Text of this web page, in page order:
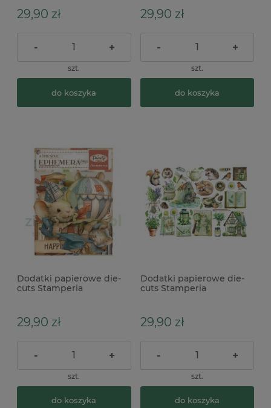
29,90 zł
- +
szt.
do koszyka
samoprzylepne
29,90 zł
- +
szt.
do koszyka
Dodatki papierowe die-
cuts Stamperia
29,90 zł
- +
szt.
do koszyka
Dodatki papierowe die-
cuts Stamperia
29,90 zł
- +
szt.
do koszyka